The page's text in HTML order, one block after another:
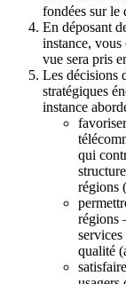
fondées sur le
En déposant
instance,
vue sera pris
Les décisions
stratégiques
instance
qui
régions
régions
qualité